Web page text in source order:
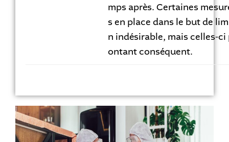
mps après. Certaines
s en place dans le but de
n indésirable, mais celles-
ontant conséquent.